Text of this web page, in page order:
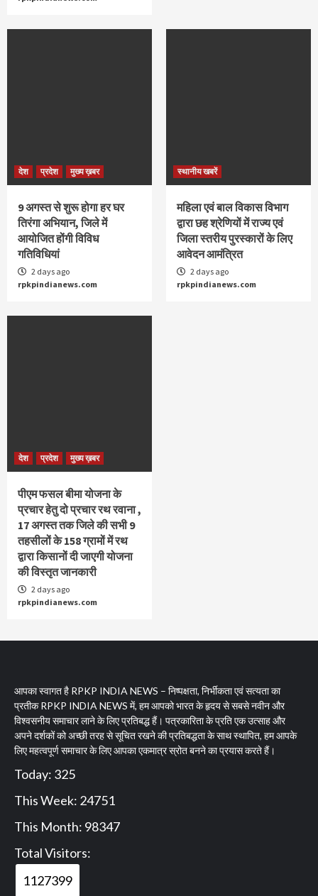
देश प्रदेश मुख्य ख़बर
9 अगस्‍त से शुरू होगा हर घर
तिरंगा अभियान, जिले में
आयोजित होंगी विविध
गतिविधियां
2 days ago
rpkpindianews.com
स्थानीय खबरें
महिला एवं बाल विकास विभाग
द्वारा छह श्रेणियों में राज्य एवं
जिला स्तरीय पुरस्कारों के लिए
आवेदन आमंत्रित
2 days ago
rpkpindianews.com
देश प्रदेश मुख्य ख़बर
पीएम फसल बीमा योजना के
प्रचार हेतु दो प्रचार रथ रवाना ,
17 अगस्त तक जिले की सभी 9
तहसीलों के 158 ग्रामों में रथ
द्वारा किसानों दी जाएगी योजना
की विस्तृत जानकारी
2 days ago
rpkpindianews.com
आपका स्वागत है RPKP INDIA NEWS – निष्पक्षता, निर्भीकता एवं सत्यता का
प्रतीक RPKP INDIA NEWS में, हम आपको भारत के हृदय से सबसे नवीन और
विश्वसनीय समाचार लाने के लिए प्रतिबद्ध हैं। पत्रकारिता के प्रति एक उत्साह और
अपने दर्शकों को अच्छी तरह से सूचित रखने की प्रतिबद्धता के साथ स्थापित, हम आपके
लिए महत्वपूर्ण समाचार के लिए आपका एकमात्र स्रोत बनने का प्रयास करते हैं।
Today: 325
This Week: 24751
This Month: 98347
Total Visitors:
1127399